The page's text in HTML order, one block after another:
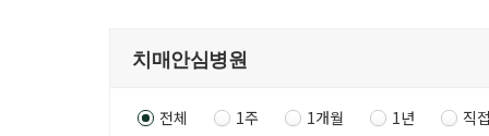
전체 1주 1개월 1년 직